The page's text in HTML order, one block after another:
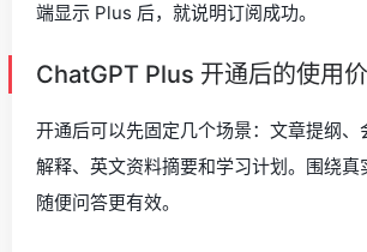
端显示 Plus 后，就说明订阅成功。
ChatGPT Plus 开通后的使用
开通后可以先固定几个场景：文章提纲、
解释、英文资料摘要和学习计划。围绕真
随便问答更有效。